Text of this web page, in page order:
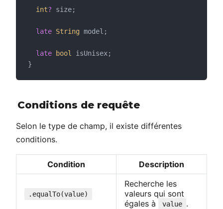
int? size;
late String model;
late bool
isUnisex;
}
Conditions de requête
Selon le type de champ, il existe différentes
conditions.
Condition Description
.equalTo(value)
Recherche les
valeurs qui sont
égales à
value .